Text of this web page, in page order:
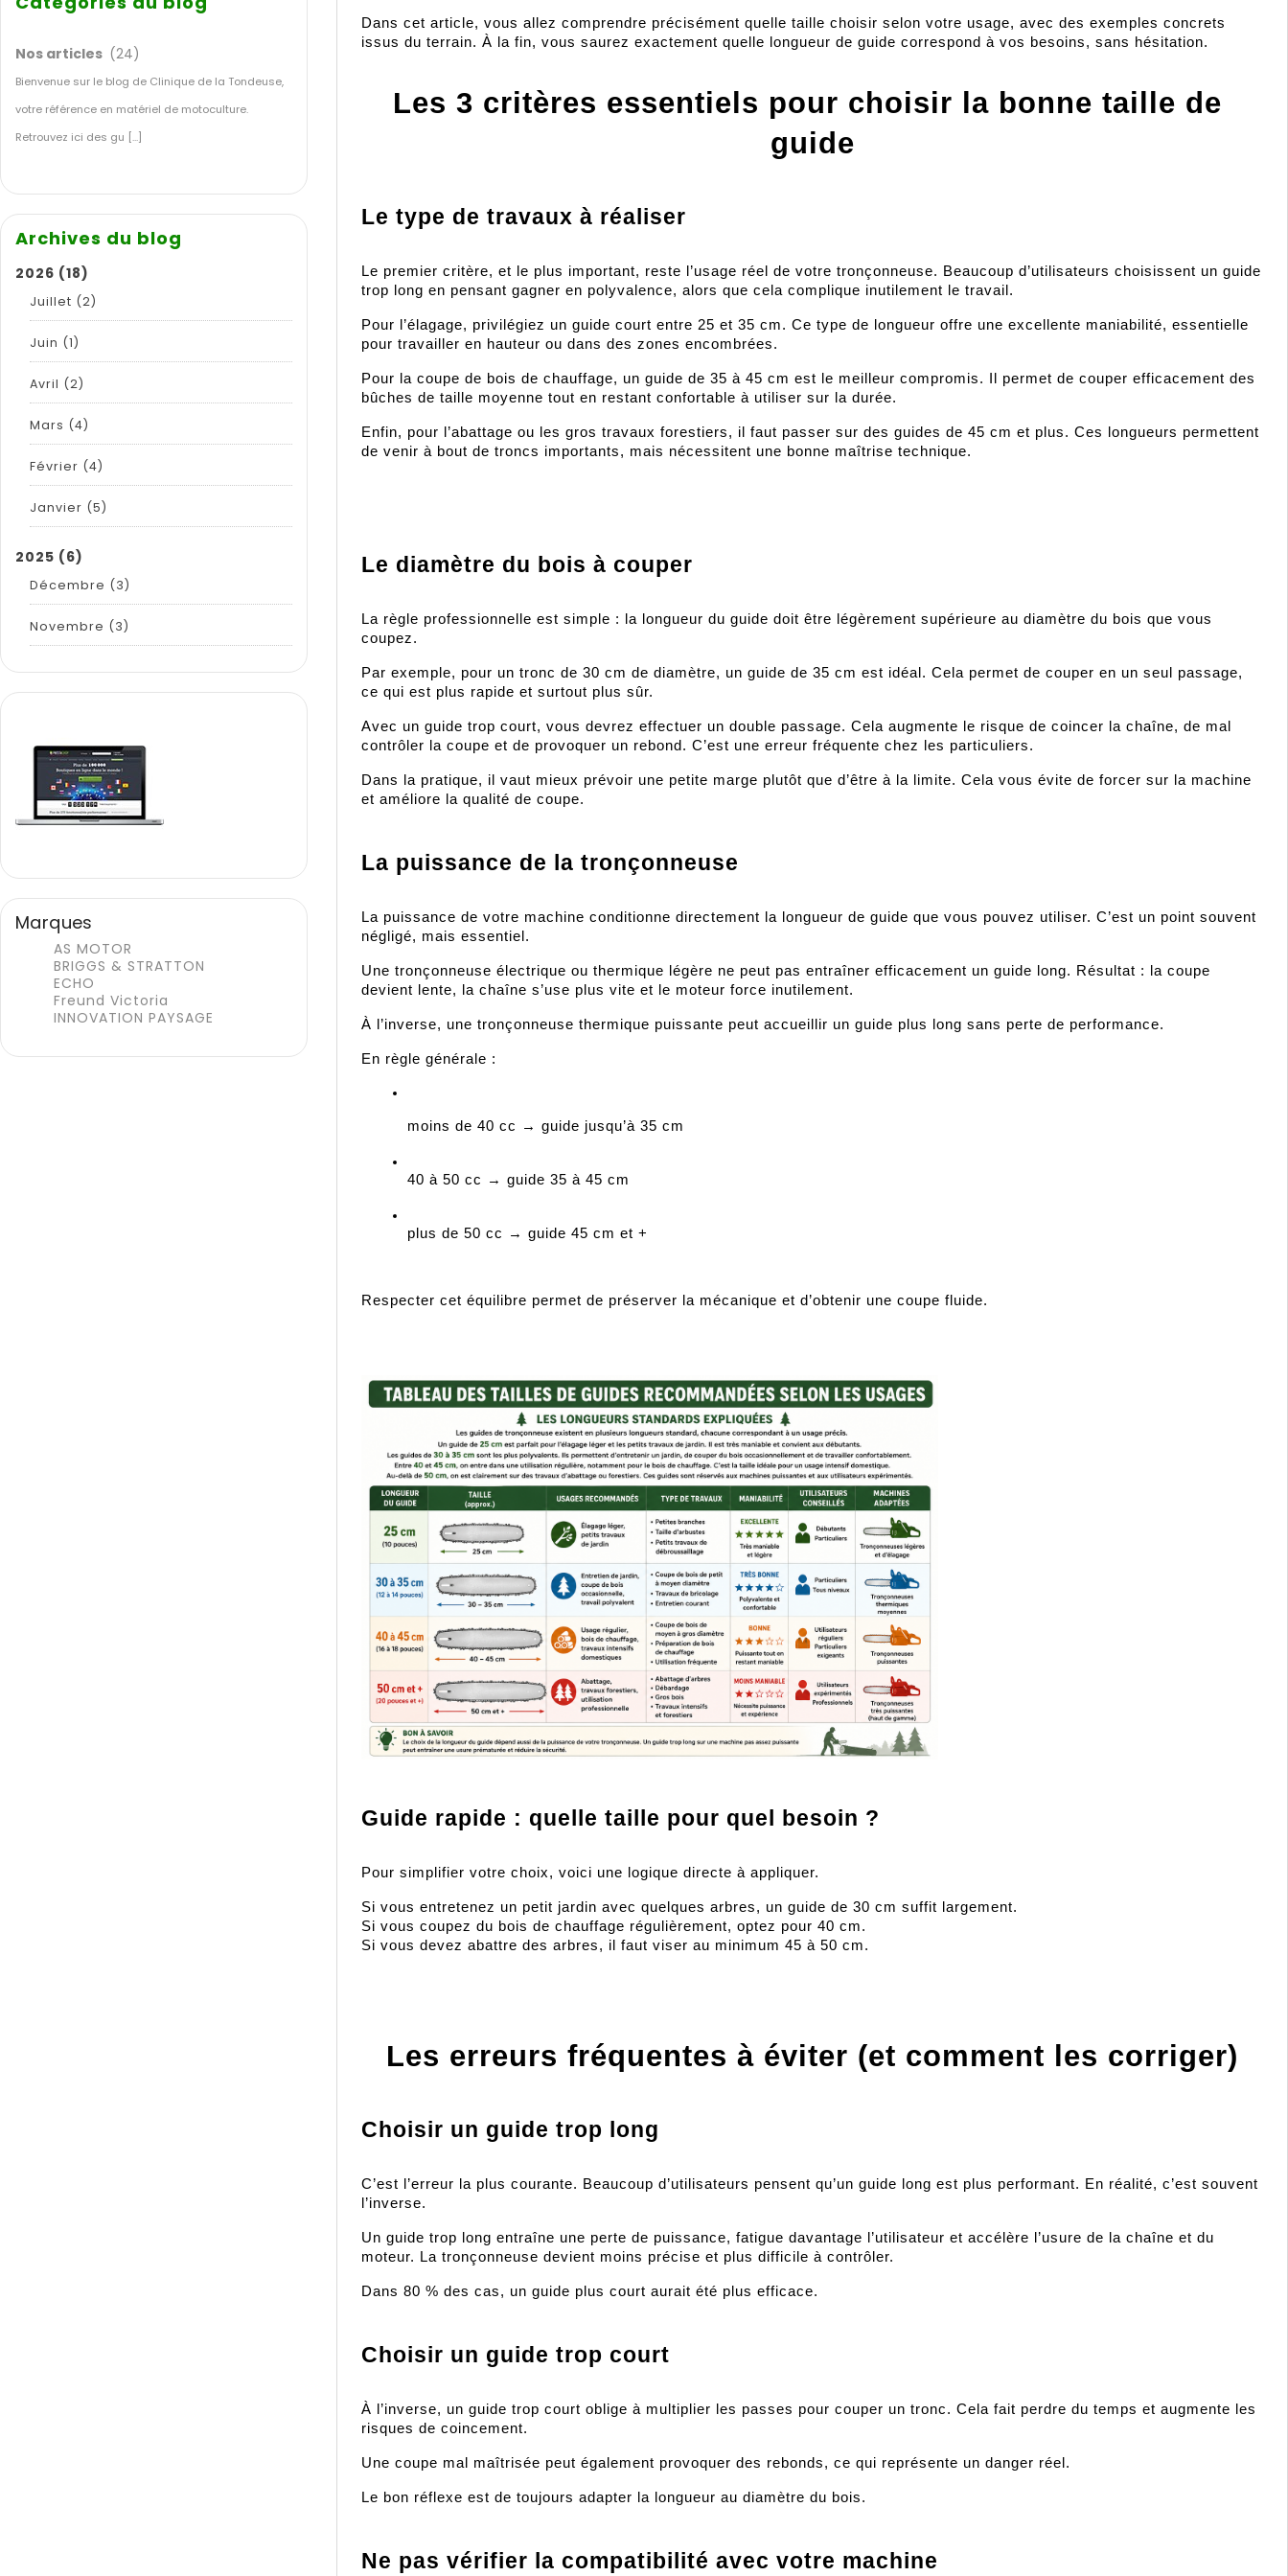
Nos articles (24)
Bienvenue sur le blog de Clinique de la Tondeuse,
votre référence en matériel de motoculture.
Retrouvez ici des gu [...]
Archives du blog
2026 (18)
Juillet (2)
Juin (1)
Avril (2)
Mars (4)
Février (4)
Janvier (5)
2025 (6)
Décembre (3)
Novembre (3)
Marques
AS MOTOR
BRIGGS & STRATTON
ECHO
Freund Victoria
INNOVATION PAYSAGE
Dans cet article, vous allez comprendre précisément quelle taille choisir selon votre usage, avec des exemples concrets
issus du terrain. À la fin, vous saurez exactement quelle longueur de guide correspond à vos besoins, sans hésitation.
Les 3 critères essentiels pour choisir la bonne taille de
guide
Le type de travaux à réaliser
Le premier critère, et le plus important, reste l’usage réel de votre tronçonneuse. Beaucoup d’utilisateurs choisissent un guide
trop long en pensant gagner en polyvalence, alors que cela complique inutilement le travail.
Pour l’élagage, privilégiez un guide court entre 25 et 35 cm. Ce type de longueur offre une excellente maniabilité, essentielle
pour travailler en hauteur ou dans des zones encombrées.
Pour la coupe de bois de chauffage, un guide de 35 à 45 cm est le meilleur compromis. Il permet de couper efficacement des
bûches de taille moyenne tout en restant confortable à utiliser sur la durée.
Enfin, pour l’abattage ou les gros travaux forestiers, il faut passer sur des guides de 45 cm et plus. Ces longueurs permettent
de venir à bout de troncs importants, mais nécessitent une bonne maîtrise technique.
Le diamètre du bois à couper
La règle professionnelle est simple : la longueur du guide doit être légèrement supérieure au diamètre du bois que vous
coupez.
Par exemple, pour un tronc de 30 cm de diamètre, un guide de 35 cm est idéal. Cela permet de couper en un seul passage,
ce qui est plus rapide et surtout plus sûr.
Avec un guide trop court, vous devrez effectuer un double passage. Cela augmente le risque de coincer la chaîne, de mal
contrôler la coupe et de provoquer un rebond. C’est une erreur fréquente chez les particuliers.
Dans la pratique, il vaut mieux prévoir une petite marge plutôt que d’être à la limite. Cela vous évite de forcer sur la machine
et améliore la qualité de coupe.
La puissance de la tronçonneuse
La puissance de votre machine conditionne directement la longueur de guide que vous pouvez utiliser. C’est un point souvent
négligé, mais essentiel.
Une tronçonneuse électrique ou thermique légère ne peut pas entraîner efficacement un guide long. Résultat : la coupe
devient lente, la chaîne s’use plus vite et le moteur force inutilement.
À l’inverse, une tronçonneuse thermique puissante peut accueillir un guide plus long sans perte de performance.
En règle générale :
moins de 40 cc → guide jusqu’à 35 cm
40 à 50 cc → guide 35 à 45 cm
plus de 50 cc → guide 45 cm et +
Respecter cet équilibre permet de préserver la mécanique et d’obtenir une coupe fluide.
Guide rapide : quelle taille pour quel besoin ?
Pour simplifier votre choix, voici une logique directe à appliquer.
Si vous entretenez un petit jardin avec quelques arbres, un guide de 30 cm suffit largement.
Si vous coupez du bois de chauffage régulièrement, optez pour 40 cm.
Si vous devez abattre des arbres, il faut viser au minimum 45 à 50 cm.
Les erreurs fréquentes à éviter (et comment les corriger)
Choisir un guide trop long
C’est l’erreur la plus courante. Beaucoup d’utilisateurs pensent qu’un guide long est plus performant. En réalité, c’est souvent
l’inverse.
Un guide trop long entraîne une perte de puissance, fatigue davantage l’utilisateur et accélère l’usure de la chaîne et du
moteur. La tronçonneuse devient moins précise et plus difficile à contrôler.
Dans 80 % des cas, un guide plus court aurait été plus efficace.
Choisir un guide trop court
À l’inverse, un guide trop court oblige à multiplier les passes pour couper un tronc. Cela fait perdre du temps et augmente les
risques de coincement.
Une coupe mal maîtrisée peut également provoquer des rebonds, ce qui représente un danger réel.
Le bon réflexe est de toujours adapter la longueur au diamètre du bois.
Ne pas vérifier la compatibilité avec votre machine